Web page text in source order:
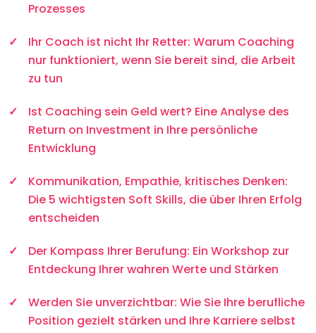
Prozesses
Ihr Coach ist nicht Ihr Retter: Warum Coaching
nur funktioniert, wenn Sie bereit sind, die Arbeit
zu tun
Ist Coaching sein Geld wert? Eine Analyse des
Return on Investment in Ihre persönliche
Entwicklung
Kommunikation, Empathie, kritisches Denken:
Die 5 wichtigsten Soft Skills, die über Ihren Erfolg
entscheiden
Der Kompass Ihrer Berufung: Ein Workshop zur
Entdeckung Ihrer wahren Werte und Stärken
Werden Sie unverzichtbar: Wie Sie Ihre berufliche
Position gezielt stärken und Ihre Karriere selbst